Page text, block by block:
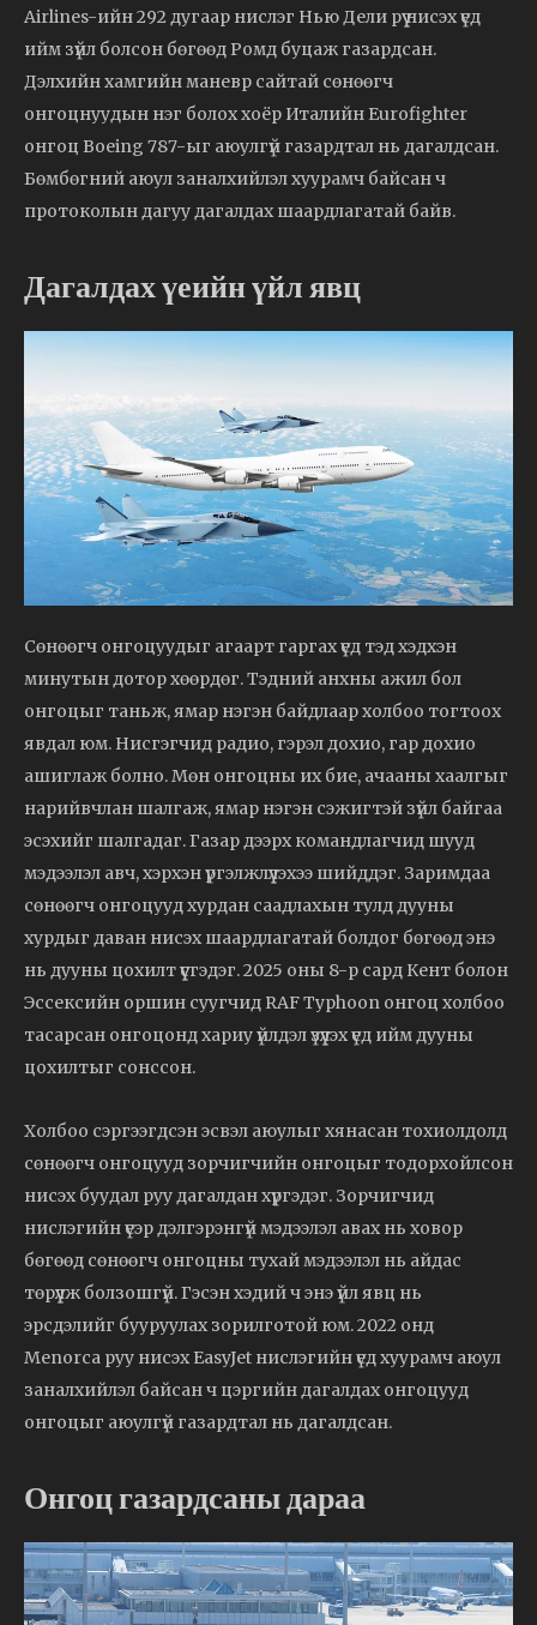
Airlines-ийн 292 дугаар нислэг Нью Дели рүү нисэх үед
ийм зүйл болсон бөгөөд Ромд буцаж газардсан.
Дэлхийн хамгийн маневр сайтай сөнөөгч
онгоцнуудын нэг болох хоёр Италийн Eurofighter
онгоц Boeing 787-ыг аюулгүй газардтал нь дагалдсан.
Бөмбөгний аюул заналхийлэл хуурамч байсан ч
протоколын дагуу дагалдах шаардлагатай байв.
Дагалдах үеийн үйл явц
Сөнөөгч онгоцуудыг агаарт гаргах үед тэд хэдхэн
минутын дотор хөөрдөг. Тэдний анхны ажил бол
онгоцыг таньж, ямар нэгэн байдлаар холбоо тогтоох
явдал юм. Нисгэгчид радио, гэрэл дохио, гар дохио
ашиглаж болно. Мөн онгоцны их бие, ачааны хаалгыг
нарийвчлан шалгаж, ямар нэгэн сэжигтэй зүйл байгаа
эсэхийг шалгадаг. Газар дээрх командлагчид шууд
мэдээлэл авч, хэрхэн үргэлжлүүлэхээ шийддэг. Заримдаа
сөнөөгч онгоцууд хурдан саадлахын тулд дууны
хурдыг даван нисэх шаардлагатай болдог бөгөөд энэ
нь дууны цохилт үүсгэдэг. 2025 оны 8-р сард Кент болон
Эссексийн оршин суугчид RAF Typhoon онгоц холбоо
тасарсан онгоцонд хариу үйлдэл үзүүлэх үед ийм дууны
цохилтыг сонссон.
Холбоо сэргээгдсэн эсвэл аюулыг хянасан тохиолдолд
сөнөөгч онгоцууд зорчигчийн онгоцыг тодорхойлсон
нисэх буудал руу дагалдан хүргэдэг. Зорчигчид
нислэгийн үеэр дэлгэрэнгүй мэдээлэл авах нь ховор
бөгөөд сөнөөгч онгоцны тухай мэдээлэл нь айдас
төрүүлж болзошгүй. Гэсэн хэдий ч энэ үйл явц нь
эрсдэлийг бууруулах зорилготой юм. 2022 онд
Menorca руу нисэх EasyJet нислэгийн үед хуурамч аюул
заналхийлэл байсан ч цэргийн дагалдах онгоцууд
онгоцыг аюулгүй газардтал нь дагалдсан.
Онгоц газардсаны дараа